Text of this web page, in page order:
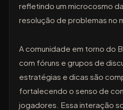
refletindo um microcosmo
resolução de problemas no
A comunidade em torno do
com fóruns e grupos de
estratégias e dicas são
fortalecendo o senso de
jogadores. Essa interação